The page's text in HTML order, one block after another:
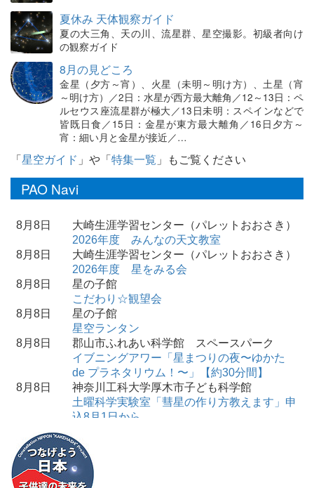
夏休み 天体観察ガイド
夏の大三角、天の川、流星群、星空撮影。初級者向け
の観察ガイド
8月の見どころ
金星（夕方～宵）、火星（未明～明け方）、土星（宵
～明け方）／2日：水星が西方最大離角／12～13日：ペ
ルセウス座流星群が極大／13日未明：スペインなどで
皆既日食／15日：金星が東方最大離角／16日夕方～
宵：細い月と金星が接近／…
「星空ガイド 」や「特集一覧 」もご覧ください
PAO Navi